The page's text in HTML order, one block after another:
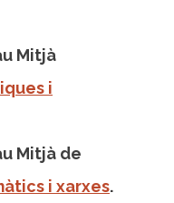
Mitjà
i
Mitjà de
i xarxes.